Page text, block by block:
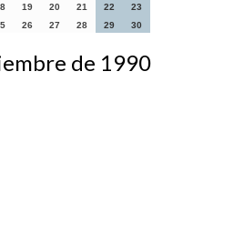
19 20 21 22
23
26 27 28 29 30
de 1990